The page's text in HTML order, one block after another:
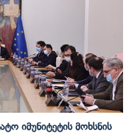
Იმუნიტეტის Მოხსნის